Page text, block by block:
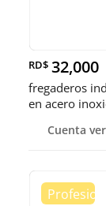
RD$ 32,000
fregaderos
en acero
Cuenta